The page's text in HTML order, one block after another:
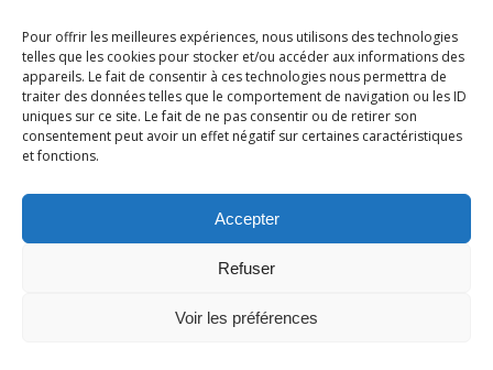
Pour offrir les meilleures expériences, nous utilisons des technologies
telles que les cookies pour stocker et/ou accéder aux informations des
appareils. Le fait de consentir à ces technologies nous permettra de
traiter des données telles que le comportement de navigation ou les ID
uniques sur ce site. Le fait de ne pas consentir ou de retirer son
consentement peut avoir un effet négatif sur certaines caractéristiques
et fonctions.
Accepter
Refuser
Voir les préférences
34000 MONTPELLIER
04 99 62 19 01
09 82 63 51 79
Conception et référencement réalisés par
Mentions légales